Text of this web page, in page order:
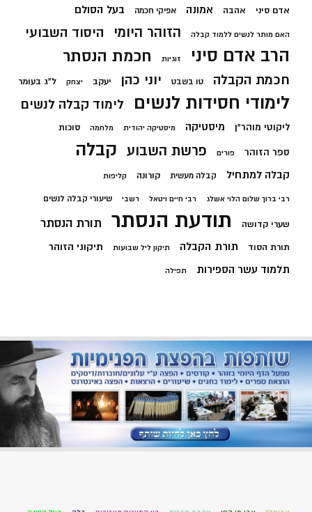
אדם סיני אהבה אמונה אפיקי חכמה בעל הסולם
האם מותר לנשים ללמוד קבלה הזוהר היומי היסוד השבועי
הרב אדם סיני זוגיות חכמת הנסתר
חכמת הקבלה טו בשבט יוני כהן יעקב יצחק ל"ג בעומר
לימודי חסידות לנשים לימוד קבלה לנשים
ליקוטי מוהר"ן מיסטיקה מיסטיקה יהודית מלחמה סוכות
ספר הזוהר פורים פרשת השבוע קבלה
קבלה למתחיל קבלה מעשית קורונה קליפות
רבי ברוך שלום הלוי אשלג רבי חיים ויטאל רשבי שיעורי קבלה לנשים
שערי קדושה תודעת הנסתר תורת הנסתר
תורת הסוד תורת הקבלה תיקון ליל שבועות תיקוני הזוהר
תלמוד עשר הספירות תפילה